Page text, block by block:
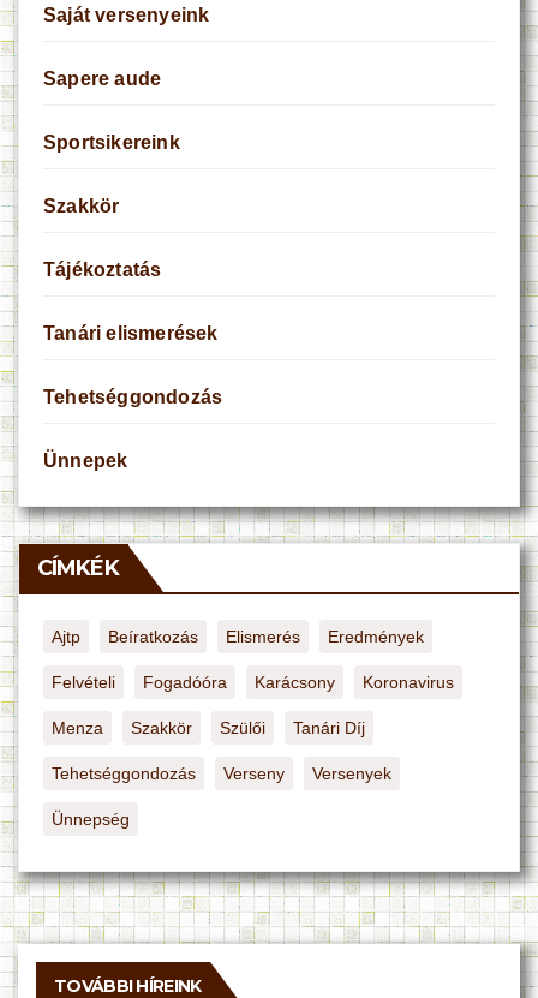
Saját versenyeink
Sapere aude
Sportsikereink
Szakkör
Tájékoztatás
Tanári elismerések
Tehetséggondozás
Ünnepek
CÍMKÉK
Ajtp Beíratkozás Elismerés Eredmények
Felvételi Fogadóóra Karácsony Koronavirus
Menza Szakkör Szülői Tanári Díj
Tehetséggondozás Verseny Versenyek
Ünnepség
TOVÁBBI HÍREINK